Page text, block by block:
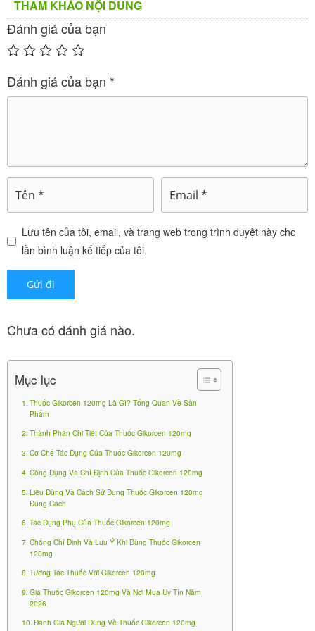
Thuốc Gikorcen 120mg Là Gì? Tổng Quan
Về Sản Phẩm
Thuốc Gikorcen 120mglà viên nang mềm được sản
xuất bởi Korea Prime Pharm Co., Ltd (Hàn Quốc).
Sản phẩm thuộc nhóm thuốc hỗ trợ thần kinh, đặc
biệt tập trung vào cải thiện chức năng nhận thức và
tuần hoàn máu não. Với số đăng ký VN-22803-21,
Gikorcen đã được Bộ Y tế Việt Nam cấp phép lưu
hành và hiện bán rộng rãi tại các nhà thuốc lớn như
Nhà thuốc Bạch Mai.
Insunova 30/70
Dạng bào chế viên nang mềm giúp hấp thu nhanh
chóng, dễ sử dụng. Quy cách đóng gói phổ biến là
hộp 10 vỉ x 10 viên (100 viên). Đây không phải là
thực phẩm chức năng thông thường mà là thuốc có
chỉ định cụ thể, phù hợp cho người lớn và trẻ em trên
12 tuổi gặp vấn đề về não bộ.
THAM KHẢO NỘI DUNG
Đánh giá của bạn
Đánh giá của bạn *
Lưu tên của tôi, email, và trang web trong trình duyệt này cho
lần bình luận kế tiếp của tôi.
Chưa có đánh giá nào.
Mục lục
Thuốc Gikorcen 120mg Là Gì? Tổng Quan Về Sản
Phẩm
Thành Phần Chi Tiết Của Thuốc Gikorcen 120mg
Cơ Chế Tác Dụng Của Thuốc Gikorcen 120mg
Công Dụng Và Chỉ Định Của Thuốc Gikorcen 120mg
Liều Dùng Và Cách Sử Dụng Thuốc Gikorcen 120mg
Đúng Cách
Tác Dụng Phụ Của Thuốc Gikorcen 120mg
Chống Chỉ Định Và Lưu Ý Khi Dùng Thuốc Gikorcen
120mg
Tương Tác Thuốc Với Gikorcen 120mg
Giá Thuốc Gikorcen 120mg Và Nơi Mua Uy Tín Năm
2026
Đánh Giá Người Dùng Về Thuốc Gikorcen 120mg